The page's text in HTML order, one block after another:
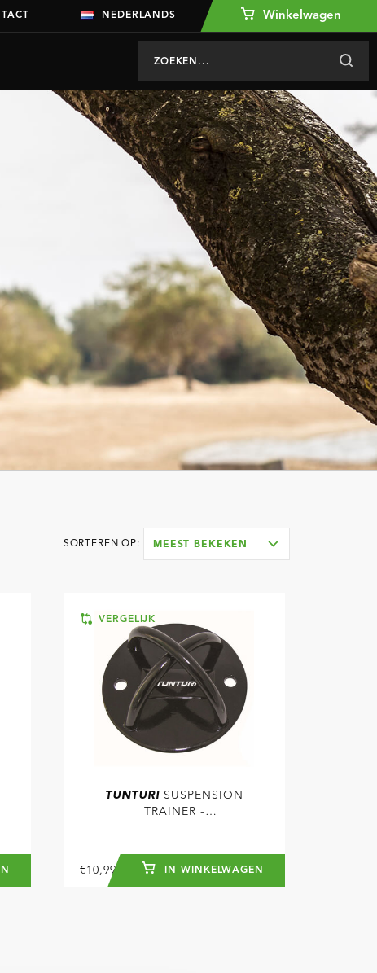
NEDERLANDS Winkelwagen
SORTEREN OP: MEEST BEKEKEN
VERGELIJK
TUNTURI SUSPENSION
TRAINER -
€10,99 IN WINKELWAGEN